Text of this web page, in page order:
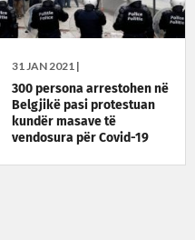
31 JAN 2021 |
300 persona arrestohen në
Belgjikë pasi protestuan
kundër masave të
vendosura për Covid-19